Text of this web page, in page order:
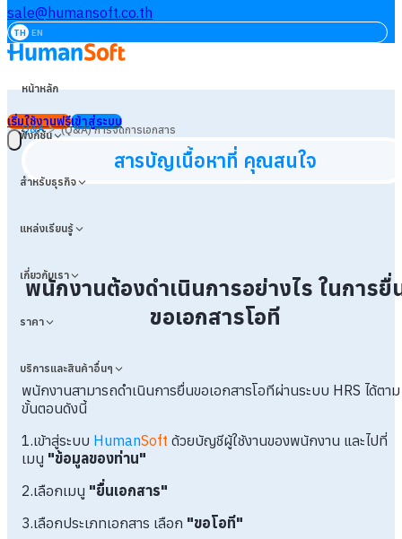
sale@humansoft.co.th
TH EN
หน้าหลัก
ฟังก์ชัน
สำหรับธุรกิจ
แหล่งเรียนรู้
เกี่ยวกับเรา
ราคา
บริการและสินค้าอื่นๆ
เริ่มใช้งานฟรีเข้าสู่ระบบ
Q&A>(Q&A) การจัดการเอกสาร
สารบัญเนื้อหาที่ คุณสนใจ
พนักงานต้องดำเนินการอย่างไร ในการยื่
ขอเอกสารโอที
พนักงานสามารถดำเนินการยื่นขอเอกสารโอทีผ่านระบบ HRS ได้ตาม
ขั้นตอนดังนี้
1.เข้าสู่ระบบ HumanSoft ด้วยบัญชีผู้ใช้งานของพนักงาน และไปที่
เมนู "ข้อมูลของท่าน"
2.เลือกเมนู "ยื่นเอกสาร"
3.เลือกประเภทเอกสาร เลือก "ขอโอที"